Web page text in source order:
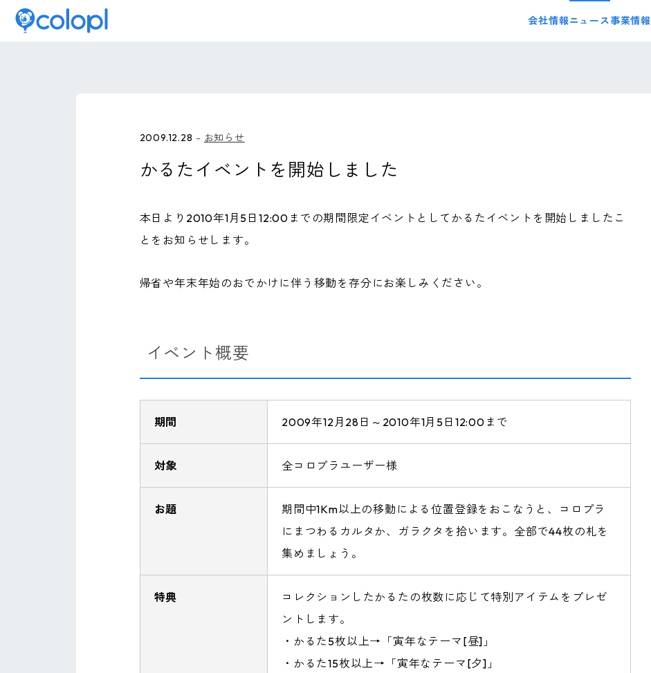
会社情報ニュース事業情報
2009.12.28 お知らせ
かるたイベントを開始しました
本日より2010年1月5日12:00までの期間限定イベントとしてかるたイベントを開始しましたこ
とをお知らせします。
帰省や年末年始のおでかけに伴う移動を存分にお楽しみください。
イベント概要
期間 2009年12月28日～2010年1月5日12:00まで
対象 全コロプラユーザー様
お題
期間中1Km以上の移動による位置登録をおこなうと、コロプラ
にまつわるカルタか、ガラクタを拾います。全部で44枚の札を
集めましょう。
特典
コレクションしたかるたの枚数に応じて特別アイテムをプレゼ
ントします。
・かるた5枚以上→「寅年なテーマ[昼]」
・かるた15枚以上→「寅年なテーマ[夕]」